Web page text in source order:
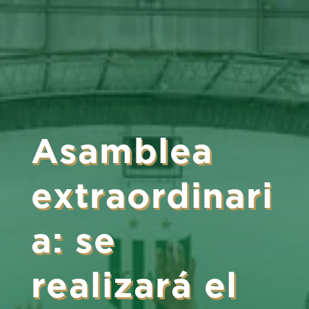
Asamblea
extraordinari
a: se
realizará el